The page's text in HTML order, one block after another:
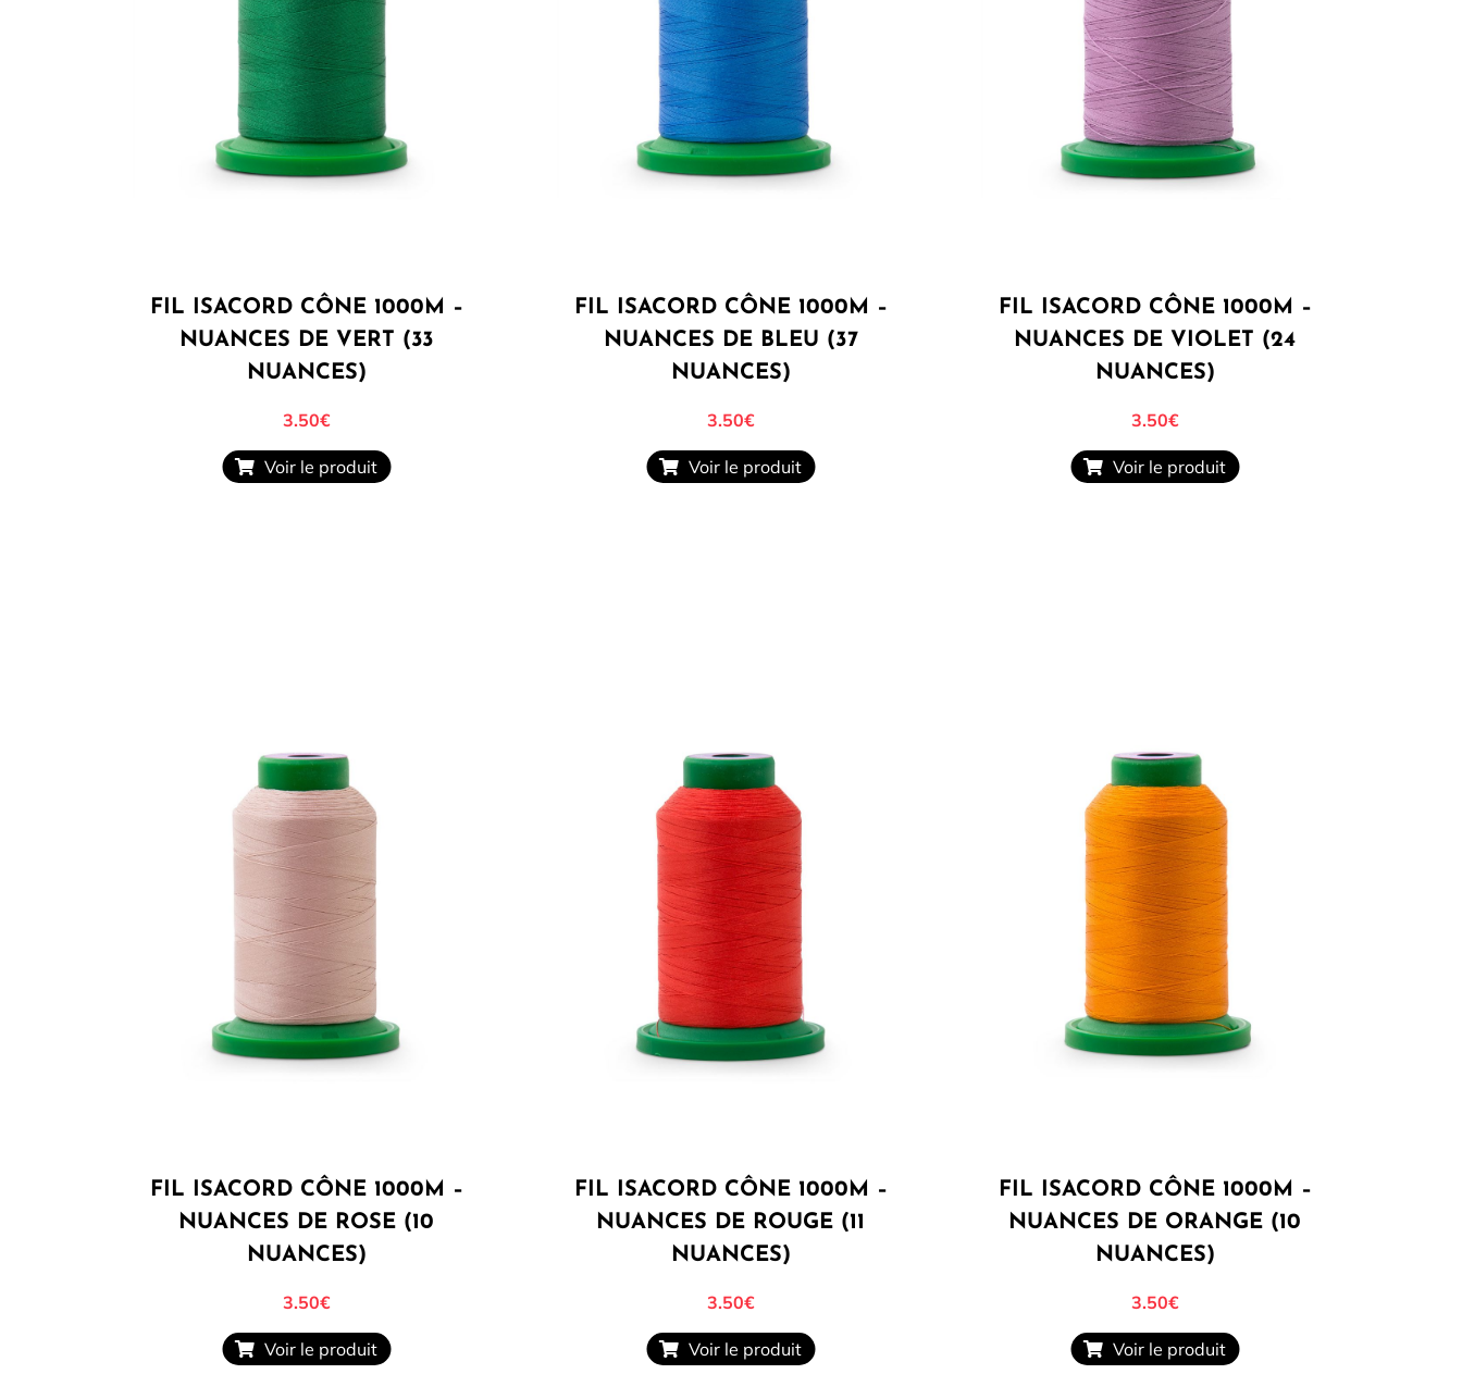
FIL ISACORD CÔNE 1000M –
NUANCES DE VERT (33
NUANCES)
3.50€
Voir le produit
FIL ISACORD CÔNE 1000M –
NUANCES DE BLEU (37
NUANCES)
3.50€
Voir le produit
FIL ISACORD CÔNE 1000M –
NUANCES DE VIOLET (24
NUANCES)
3.50€
Voir le produit
FIL ISACORD CÔNE 1000M –
NUANCES DE ROSE (10
NUANCES)
3.50€
Voir le produit
FIL ISACORD CÔNE 1000M –
NUANCES DE ROUGE (11
NUANCES)
3.50€
Voir le produit
FIL ISACORD CÔNE 1000M –
NUANCES DE ORANGE (10
NUANCES)
3.50€
Voir le produit